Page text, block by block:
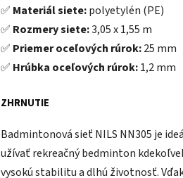
✅ Materiál siete:polyetylén (PE)
✅ Rozmery siete:3,05 x 1,55 m
✅ Priemer oceľových rúrok:25 mm
✅ Hrúbka oceľových rúrok:1,2 mm
ZHRNUTIE
Badmintonová sieť NILS NN305 je
užívať rekreačný bedminton
vysokú stabilitu a dlhú životnosť.